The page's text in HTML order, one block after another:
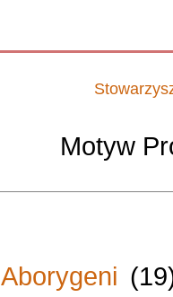
Motyw
Aborygeni